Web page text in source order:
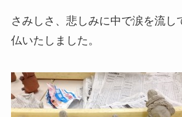
さみしさ、悲しみに中で涙を流し
仏いたしました。